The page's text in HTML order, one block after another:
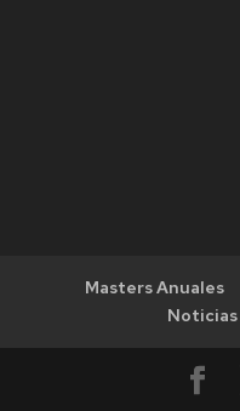
Masters Anuales
Noticias